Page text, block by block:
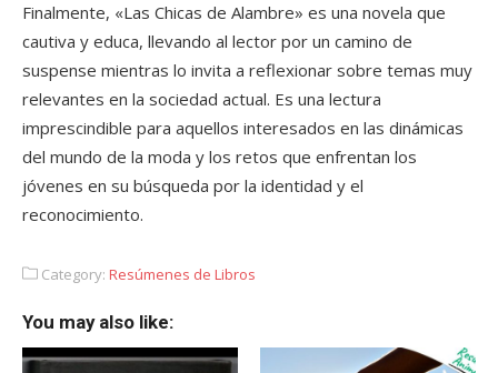
Finalmente, «Las Chicas de Alambre» es una novela que
cautiva y educa, llevando al lector por un camino de
suspense mientras lo invita a reflexionar sobre temas muy
relevantes en la sociedad actual. Es una lectura
imprescindible para aquellos interesados en las dinámicas
del mundo de la moda y los retos que enfrentan los
jóvenes en su búsqueda por la identidad y el
reconocimiento.
Category: Resúmenes de Libros
You may also like: